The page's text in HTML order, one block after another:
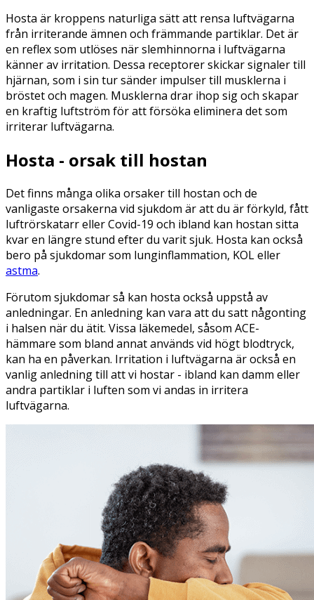
Hosta är kroppens naturliga sätt att rensa luftvägarna
från irriterande ämnen och främmande partiklar. Det är
en reflex som utlöses när slemhinnorna i luftvägarna
känner av irritation. Dessa receptorer skickar signaler till
hjärnan, som i sin tur sänder impulser till musklerna i
bröstet och magen. Musklerna drar ihop sig och skapar
en kraftig luftström för att försöka eliminera det som
irriterar luftvägarna.
Hosta - orsak till hostan
Det finns många olika orsaker till hostan och de
vanligaste orsakerna vid sjukdom är att du är förkyld, fått
luftrörskatarr eller Covid-19 och ibland kan hostan sitta
kvar en längre stund efter du varit sjuk. Hosta kan också
bero på sjukdomar som lunginflammation, KOL eller
astma.
Förutom sjukdomar så kan hosta också uppstå av
anledningar. En anledning kan vara att du satt någonting
i halsen när du ätit. Vissa läkemedel, såsom ACE-
hämmare som bland annat används vid högt blodtryck,
kan ha en påverkan. Irritation i luftvägarna är också en
vanlig anledning till att vi hostar - ibland kan damm eller
andra partiklar i luften som vi andas in irritera
luftvägarna.